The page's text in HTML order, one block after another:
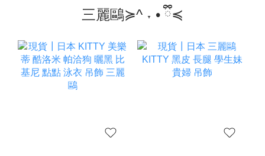
三麗鷗≽^ ˕ • ྀི≼